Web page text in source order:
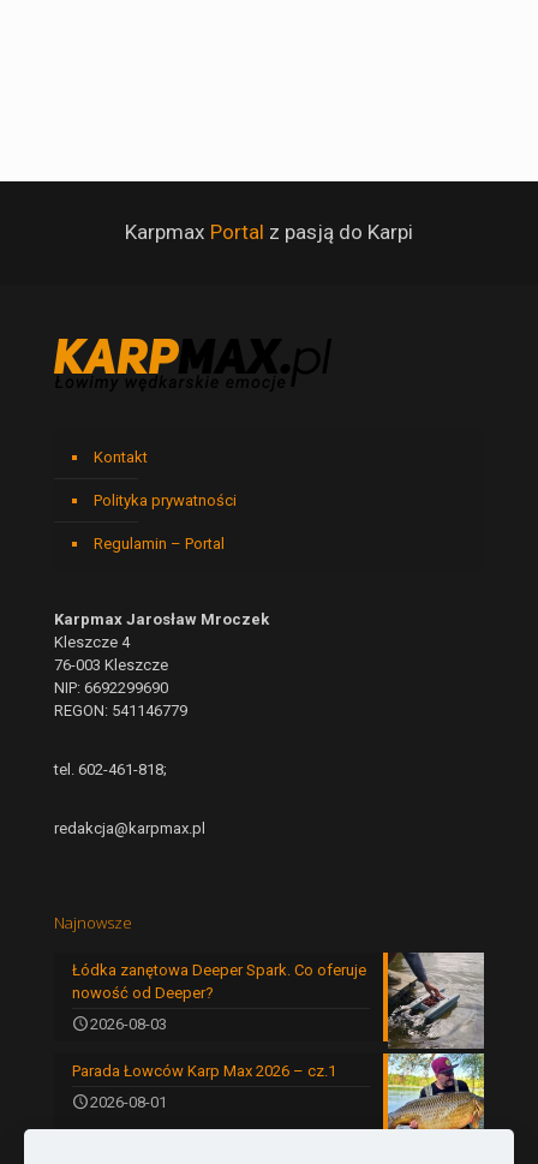
Karpmax Portal z pasją do Karpi
Kontakt
Polityka prywatności
Regulamin – Portal
Karpmax Jarosław Mroczek
Kleszcze 4
76-003 Kleszcze
NIP: 6692299690
REGON: 541146779
tel. 602-461-818;
redakcja@karpmax.pl
Najnowsze
Łódka zanętowa Deeper Spark. Co oferuje
nowość od Deeper?
2026-08-03
Parada Łowców Karp Max 2026 – cz.1
2026-08-01